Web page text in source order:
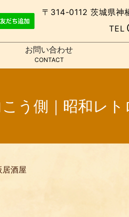
〒314-0112 茨城県神
TEL
お問い合わせ
CONTACT
う側｜昭和レ
居酒屋